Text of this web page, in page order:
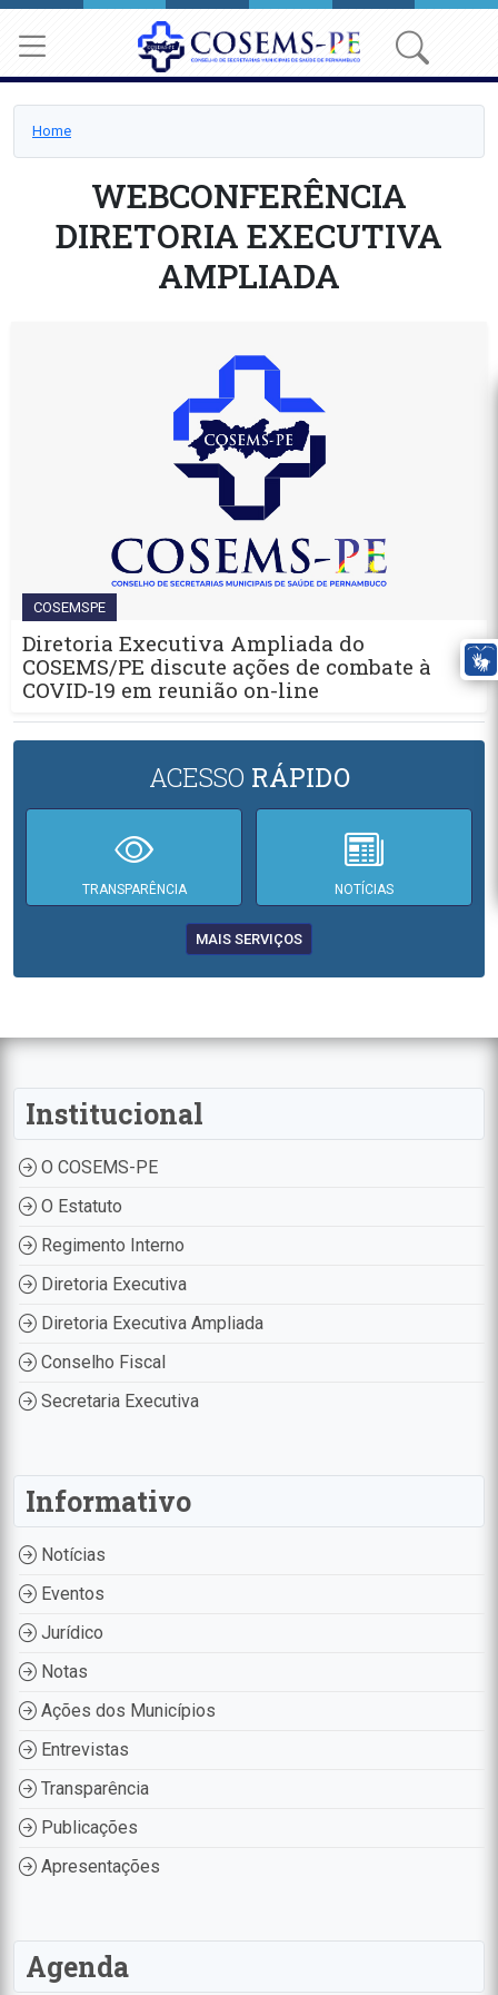
Home
WEBCONFERÊNCIA
DIRETORIA EXECUTIVA
AMPLIADA
COSEMSPE
Diretoria Executiva Ampliada do
COSEMS/PE discute ações de combate à
COVID-19 em reunião on-line
ACESSO RÁPIDO
TRANSPARÊNCIA NOTÍCIAS
MAIS SERVIÇOS
Institucional
O COSEMS-PE
O Estatuto
Regimento Interno
Diretoria Executiva
Diretoria Executiva Ampliada
Conselho Fiscal
Secretaria Executiva
Informativo
Notícias
Eventos
Jurídico
Notas
Ações dos Municípios
Entrevistas
Transparência
Publicações
Apresentações
Agenda